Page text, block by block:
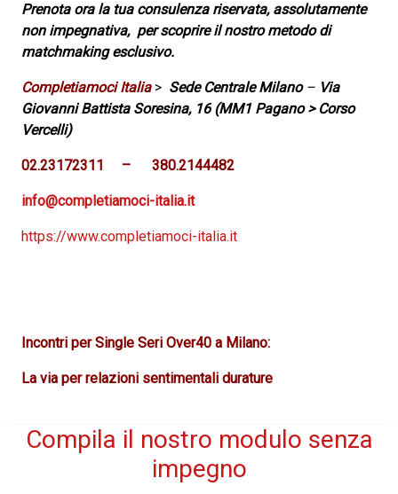
Prenota ora la tua consulenza riservata, assolutamente
non impegnativa, per scoprire il nostro metodo di
matchmaking esclusivo.
Completiamoci Italia> Sede Centrale Milano– Via
Giovanni Battista Soresina, 16 (MM1 Pagano > Corso
Vercelli)
02.23172311 – 380.2144482
info@completiamoci-italia.it
https://www.completiamoci-italia.it
Incontri per Single Seri Over40 a Milano:
La via per relazioni sentimentali durature
Compila il nostro modulo senza
impegno